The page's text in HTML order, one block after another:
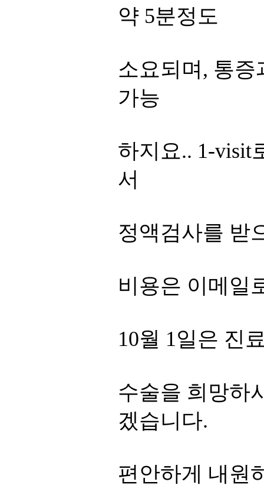
약 5분정도
소요되며, 통
가능
하지요.. 1-visit
서
정액검사를 받
비용은 이메일
10월 1일은 진
수술을 희망하
겠습니다.
편안하게 내원